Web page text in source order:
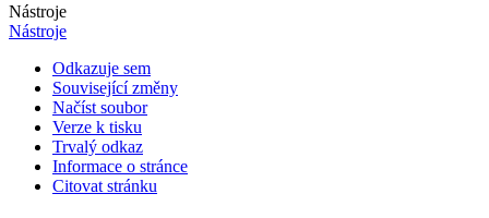
Nástroje
Nástroje
Odkazuje sem
Související změny
Načíst soubor
Verze k tisku
Trvalý odkaz
Informace o stránce
Citovat stránku